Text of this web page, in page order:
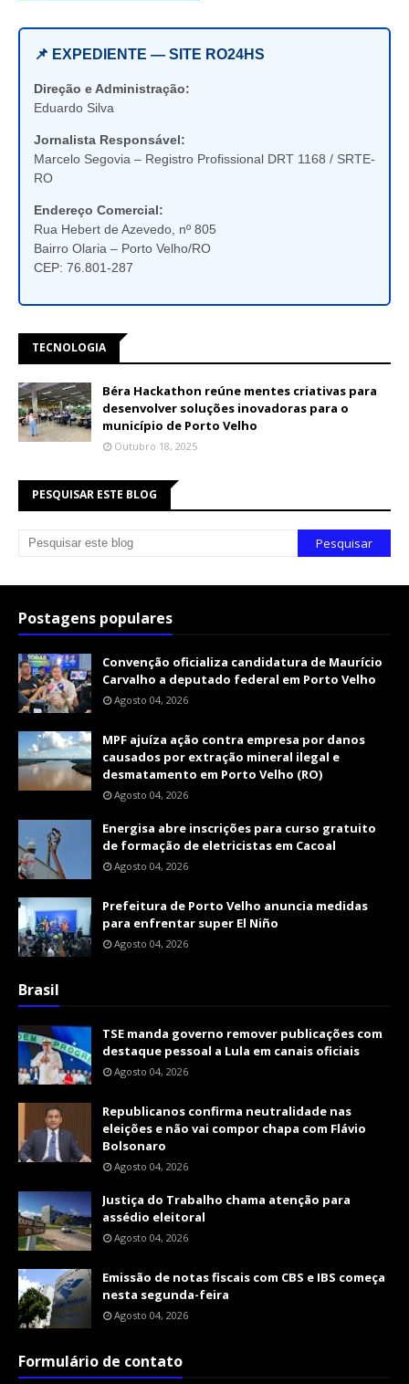
📌 EXPEDIENTE — SITE RO24HS
Direção e Administração:
Eduardo Silva
Jornalista Responsável:
Marcelo Segovia – Registro Profissional DRT 1168 / SRTE-
RO
Endereço Comercial:
Rua Hebert de Azevedo, nº 805
Bairro Olaria – Porto Velho/RO
CEP: 76.801-287
TECNOLOGIA
Béra Hackathon reúne mentes criativas para
desenvolver soluções inovadoras para o
município de Porto Velho
Outubro 18, 2025
PESQUISAR ESTE BLOG
Postagens populares
Convenção oficializa candidatura de Maurício
Carvalho a deputado federal em Porto Velho
Agosto 04, 2026
MPF ajuíza ação contra empresa por danos
causados por extração mineral ilegal e
desmatamento em Porto Velho (RO)
Agosto 04, 2026
Energisa abre inscrições para curso gratuito
de formação de eletricistas em Cacoal
Agosto 04, 2026
Prefeitura de Porto Velho anuncia medidas
para enfrentar super El Niño
Agosto 04, 2026
Brasil
TSE manda governo remover publicações com
destaque pessoal a Lula em canais oficiais
Agosto 04, 2026
Republicanos confirma neutralidade nas
eleições e não vai compor chapa com Flávio
Bolsonaro
Agosto 04, 2026
Justiça do Trabalho chama atenção para
assédio eleitoral
Agosto 04, 2026
Emissão de notas fiscais com CBS e IBS começa
nesta segunda-feira
Agosto 04, 2026
Formulário de contato